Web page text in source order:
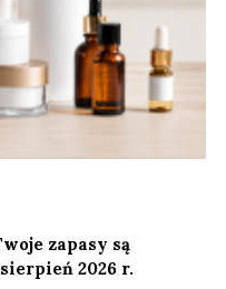
zapasy są
2026 r.